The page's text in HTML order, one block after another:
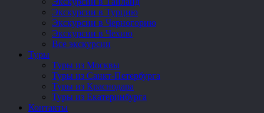
Экскурсии в Турцию
Экскурсии в Черногорию
Экскурсии в Чехию
Все экскурсии
Туры
Туры из Москвы
Туры из Санкт-Петербурга
Туры из Краснодара
Туры из Екатеринбурга
Контакты